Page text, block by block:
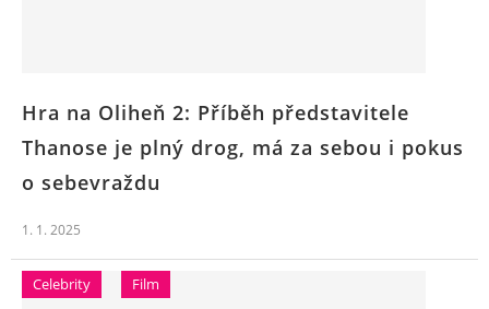
Hra na Oliheň 2: Příběh představitele
Thanose je plný drog, má za sebou i pokus
o sebevraždu
1. 1. 2025
Celebrity Film